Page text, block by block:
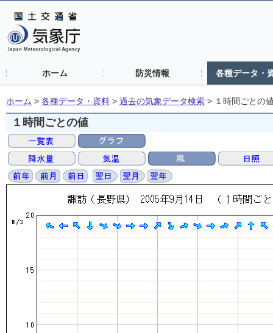
ホーム 防災情報 各種データ・
ホーム > 各種データ・資料 > 過去の気象データ検索 > １時間ごとの
１時間ごとの値